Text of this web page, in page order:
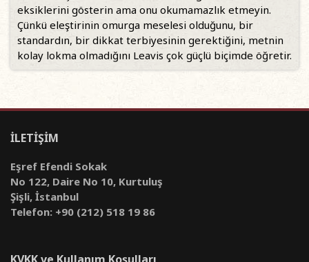
eksiklerini gösterin ama onu okumamazlık etmeyin.
Çünkü eleştirinin omurga meselesi olduğunu, bir
standardın, bir dikkat terbiyesinin gerektiğini, metnin
kolay lokma olmadığını Leavis çok güçlü biçimde öğretir.
İLETİŞİM
Eşref Efendi Sokak
No 122, Daire No 10, Kurtuluş
Şişli, İstanbul
Telefon: +90 (212) 518 19 86